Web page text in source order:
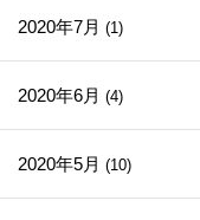
2020年7月 (1)
2020年6月 (4)
2020年5月 (10)